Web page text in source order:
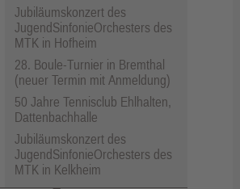
Jubiläumskonzert des
JugendSinfonieOrchesters des
MTK in Hofheim
28. Boule-Turnier in Bremthal
(neuer Termin mit Anmeldung)
50 Jahre Tennisclub Ehlhalten,
Dattenbachhalle
Jubiläumskonzert des
JugendSinfonieOrchesters des
MTK in Kelkheim